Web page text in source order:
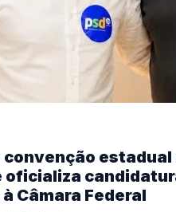
convenção
oficializa
Câmara Federal